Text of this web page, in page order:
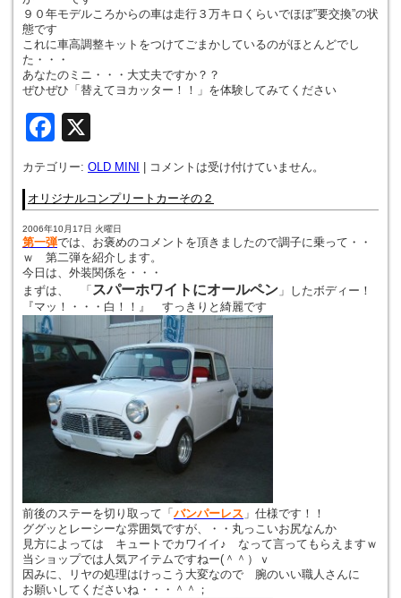
９０年モデルころからの車は走行３万キロくらいでほぼ”要交換”の状
態です
これに車高調整キットをつけてごまかしているのがほとんどでし
た・・・
あなたのミニ・・・大丈夫ですか？？
ぜひぜひ「替えてヨカッター！！」を体験してみてください
Facebook
カテゴリー: OLD MINI | コメントは受け付けていません。
オリジナルコンプリートカーその２
2006年10月17日 火曜日
第一弾では、お褒めのコメントを頂きましたので調子に乗って・・
ｗ 第二弾を紹介します。
今日は、外装関係を・・・
まずは、 「 スパーホワイトにオールペン 」したボディー！
『マッ！・・・白！！』 すっきりと綺麗です
前後のステーを切り取って「 バンパーレス 」仕様です！！
ググッとレーシーな雰囲気ですが、・・丸っこいお尻なんか
見方によっては キュートでカワイイ♪ なって言ってもらえますｗ
当ショップでは人気アイテムですねー(＾＾）ｖ
因みに、リヤの処理はけっこう大変なので 腕のいい職人さんに
お願いしてくださいね・・・＾＾；